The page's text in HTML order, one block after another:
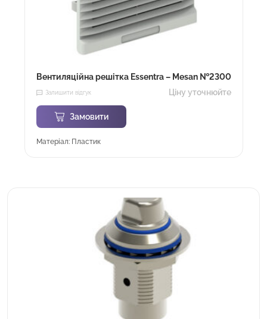
Вентиляційна решітка Essentra – Mesan №2300
Залишити відгук Ціну уточнюйте
Замовити
Матеріал: Пластик